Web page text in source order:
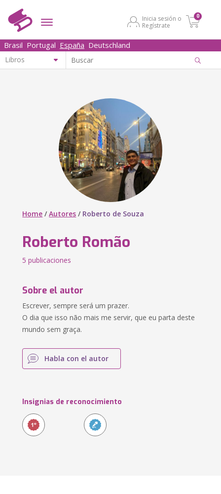
Inicia sesión o
Regístrate
0
Brasil Portugal España Deutschland
Home /Autores / Roberto de Souza
Roberto Romão
5 publicaciones
Sobre el autor
Escrever, sempre será um prazer.
O dia que isso não mais me servir, que eu parta deste
mundo sem graça.
Habla con el autor
Insignias de reconocimiento